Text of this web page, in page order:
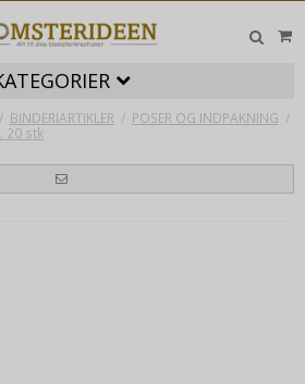
/ BINDERIARTIKLER / POSER OG INDPAKNING /
20 stk